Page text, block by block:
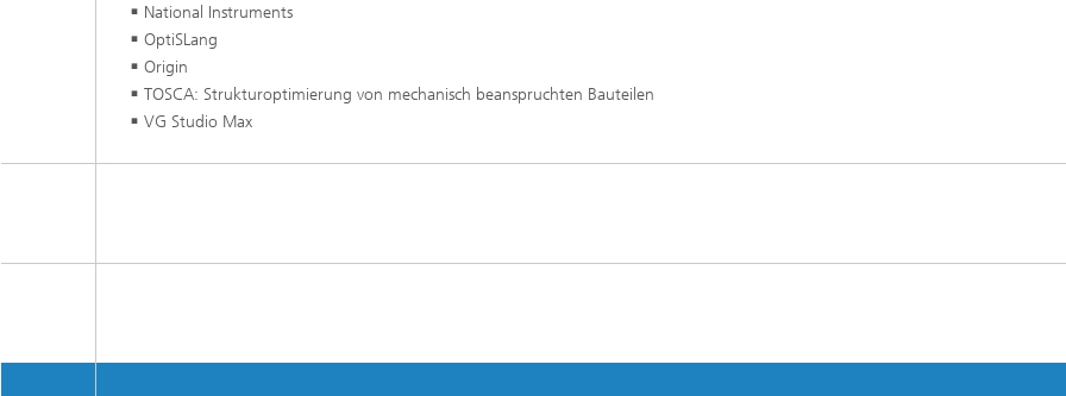
National Instruments
OptiSLang
Origin
TOSCA: Strukturoptimierung von mechanisch beanspruchten Bauteilen
VG Studio Max